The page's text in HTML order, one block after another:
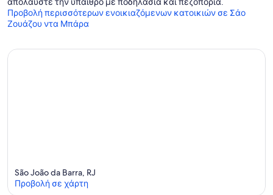
Προβολή περισσότερων ενοικιαζόμενων κατοικιών σε Σάο
Ζουάζου ντα Μπάρα
São João da Barra, RJ
Προβολή σε χάρτη